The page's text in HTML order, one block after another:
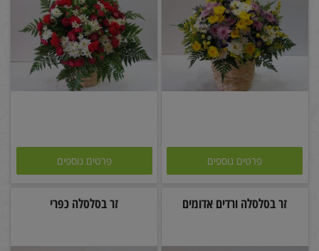
פרטים נוספים פרטים נוספים
זר בסלסלה ורדים אדומים זר בסלסלה כפרי